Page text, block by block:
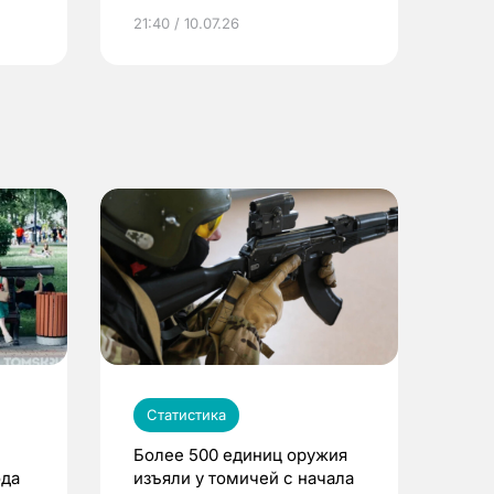
21:40 / 10.07.26
Статистика
Более 500 единиц оружия
изъяли у томичей с начала